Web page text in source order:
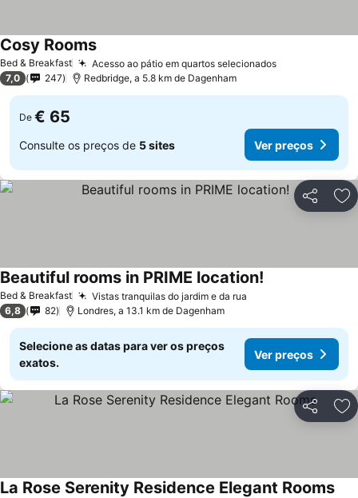
Bed & Breakfast Acesso ao pátio em quartos selecionados
Cosy Rooms
7,0 247 Redbridge, a 5.8 km de Dagenham
De € 65
Consulte os preços de 5 sites Ver preços
Partilhar
Bed & Breakfast Vistas tranquilas do jardim e da rua
Beautiful rooms in PRIME location!
6,8 82 Londres, a 13.1 km de Dagenham
Selecione as datas para ver os preços
exatos.
Ver preços
Partilhar
La Rose Serenity Residence Elegant Rooms